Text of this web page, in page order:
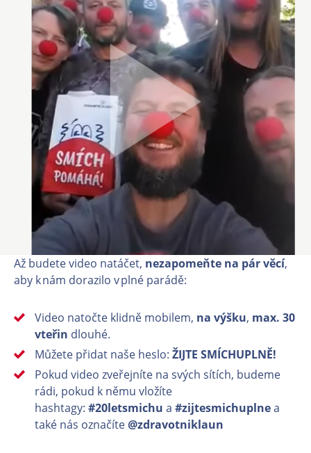
Až budete video natáčet, nezapomeňte na pár věcí,
aby k nám dorazilo v plné parádě:
Video natočte klidně mobilem, na výšku, max. 30
vteřin dlouhé.
Můžete přidat naše heslo: ŽIJTE SMÍCHUPLNĚ!
Pokud video zveřejníte na svých sítích, budeme
rádi, pokud k němu vložíte
hashtagy: #20letsmichu a #zijtesmichuplnea
také nás označíte@zdravotniklaun